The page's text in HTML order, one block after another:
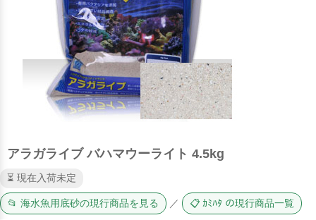
アラガライブ バハマウーライト 4.5kg
⏳ 現在入荷未定
📂 海水魚用底砂の現行商品を見る ／ 📋 ｶﾐﾊﾀ の現行商品一覧